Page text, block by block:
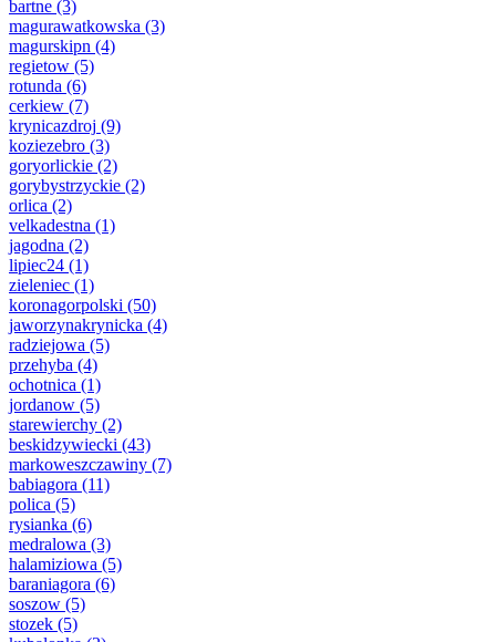
bartne (3)
magurawatkowska (3)
magurskipn (4)
regietow (5)
rotunda (6)
cerkiew (7)
krynicazdroj (9)
koziezebro (3)
goryorlickie (2)
gorybystrzyckie (2)
orlica (2)
velkadestna (1)
jagodna (2)
lipiec24 (1)
zieleniec (1)
koronagorpolski (50)
jaworzynakrynicka (4)
radziejowa (5)
przehyba (4)
ochotnica (1)
jordanow (5)
starewierchy (2)
beskidzywiecki (43)
markoweszczawiny (7)
babiagora (11)
polica (5)
rysianka (6)
medralowa (3)
halamiziowa (5)
baraniagora (6)
soszow (5)
stozek (5)